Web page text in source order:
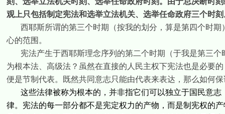
观上只包括制定宪法和选举立法机关、选举任命政府三个时刻
西耶斯所谓的第三个时期（按我的划分，算是第四个时
心的范围。
宪法产生于西耶斯理念序列的第二个时期（于我是第三
为根本法、高级法？虽然在直接的人民主权下宪法也是必要
便是节制代表。既然共同意志只能由代表来表达，那么如何
这些法律被称为根本的，并非指它们可以独立于国民意
律。宪法的每一部分都不是宪定权力的产物，而是制宪权的